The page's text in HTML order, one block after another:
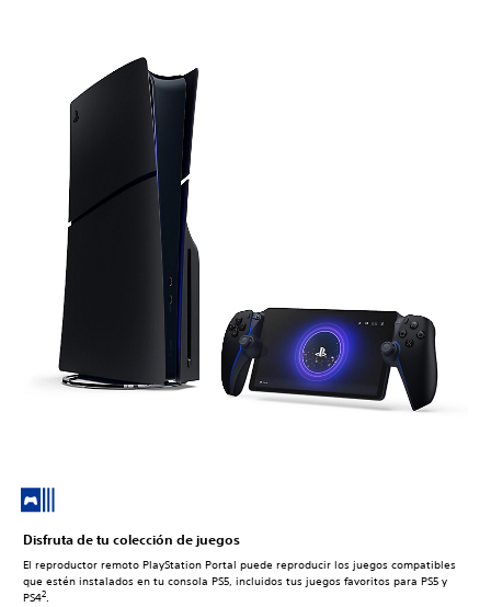
Disfruta de tu colección de juegos
El reproductor remoto PlayStation Portal puede reproducir los juegos compatibles
que estén instalados en tu consola PS5, incluidos tus juegos favoritos para PS5 y
PS42.